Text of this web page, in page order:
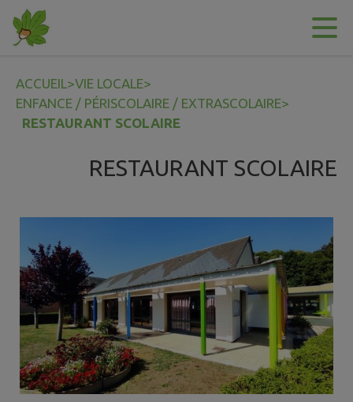
Contenu
ACCUEIL>VIE LOCALE>
ENFANCE / PÉRISCOLAIRE / EXTRASCOLAIRE>
RESTAURANT SCOLAIRE
RESTAURANT SCOLAIRE